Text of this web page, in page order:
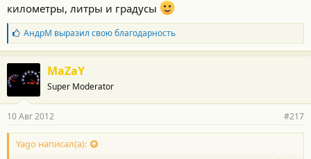
километры, литры и градусы
Б
л
а
г
о
д
а
н
о
с
АндрМ выразил свою благодарность
MaZaY
Super Moderator
10 Авг 2012 #217
Yago написал(а):